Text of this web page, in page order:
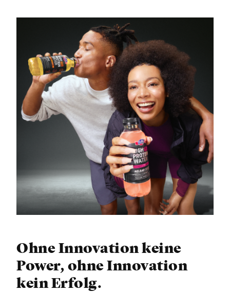
Ohne Innovation keine
Power, ohne Innovation
kein Erfolg.